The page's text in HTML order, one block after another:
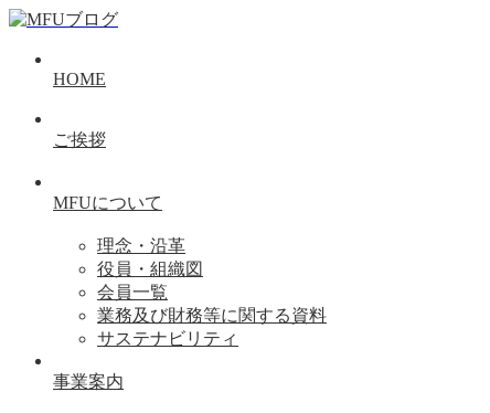
HOME
ご挨拶
MFUについて
理念・沿革
役員・組織図
会員一覧
業務及び財務等に関する資料
サステナビリティ
事業案内